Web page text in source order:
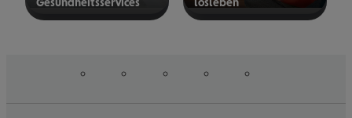
Gesund­heits­ser­vices los­le­ben